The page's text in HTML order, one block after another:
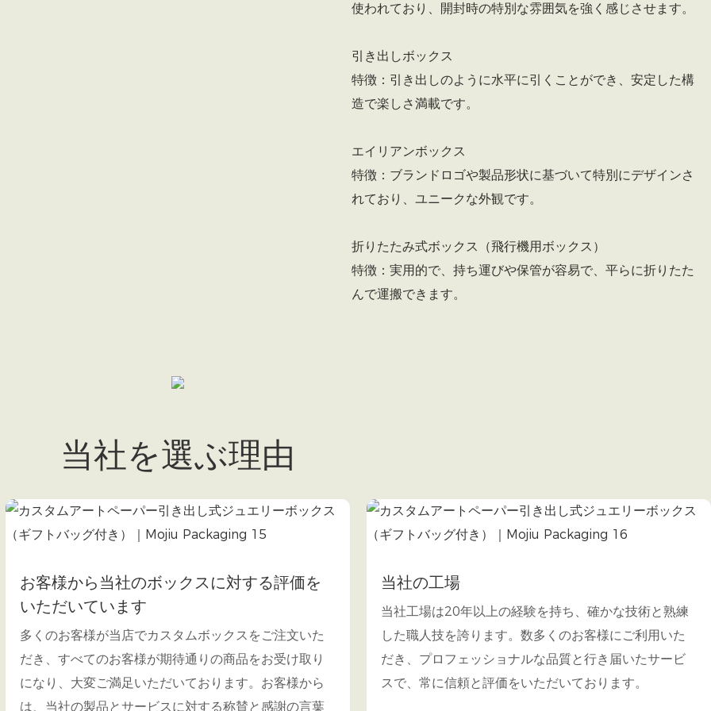
使われており、開封時の特別な雰囲気を強く感じさせます。
引き出しボックス
特徴：引き出しのように水平に引くことができ、安定した構
造で楽しさ満載です。
エイリアンボックス
特徴：ブランドロゴや製品形状に基づいて特別にデザインさ
れており、ユニークな外観です。
折りたたみ式ボックス（飛行機用ボックス）
特徴：実用的で、持ち運びや保管が容易で、平らに折りたた
んで運搬できます。
当社を選ぶ理由
お客様から当社のボックスに対する評価を
いただいています
多くのお客様が当店でカスタムボックスをご注文いた
だき、すべてのお客様が期待通りの商品をお受け取り
になり、大変ご満足いただいております。お客様から
は、当社の製品とサービスに対する称賛と感謝の言葉
当社の工場
当社工場は20年以上の経験を持ち、確かな技術と熟練
した職人技を誇ります。数多くのお客様にご利用いた
だき、プロフェッショナルな品質と行き届いたサービ
スで、常に信頼と評価をいただいております。